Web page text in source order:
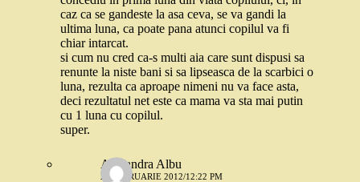
caz ca se gandeste la asa ceva, se va gandi la
ultima luna, ca poate pana atunci copilul va fi
chiar intarcat.
si cum nu cred ca-s multi aia care sunt dispusi sa
renunte la niste bani si sa lipseasca de la scarbici o
luna, rezulta ca aproape nimeni nu va face asta,
deci rezultatul net este ca mama va sta mai putin
cu 1 luna cu copilul.
super.
Alexandra Albu
20 FEBRUARIE 2012/12:22 PM